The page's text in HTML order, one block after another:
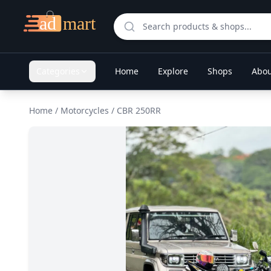
Home Explore Shops
Home / Motorcycles / CBR 250RR